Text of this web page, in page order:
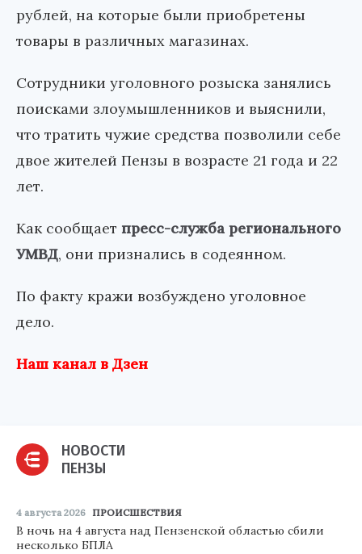
рублей, на которые были приобретены
товары в различных магазинах.
Сотрудники уголовного розыска занялись
поисками злоумышленников и выяснили,
что тратить чужие средства позволили себе
двое жителей Пензы в возрасте 21 года и 22
лет.
Как сообщает пресс-служба регионального
УМВД, они признались в содеянном.
По факту кражи возбуждено уголовное
дело.
Наш канал в Дзен
НОВОСТИ
ПЕНЗЫ
4 августа 2026 ПРОИСШЕСТВИЯ
В ночь на 4 августа над Пензенской областью сбили
несколько БПЛА